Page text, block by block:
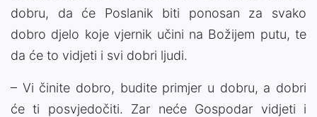
dobru, da će Poslanik biti ponosan za svako
dobro djelo koje vjernik učini na Božijem putu, te
da će to vidjeti i svi dobri ljudi.
– Vi činite dobro, budite primjer u dobru, a dobri
će ti posvjedočiti. Zar neće Gospodar vidjeti i